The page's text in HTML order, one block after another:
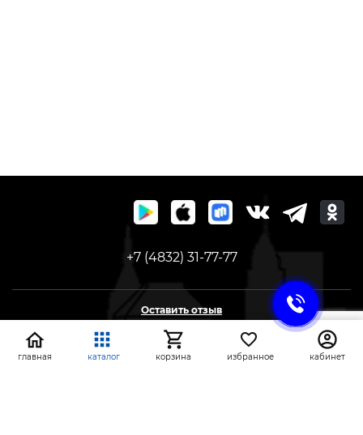
+7 (4832) 31-77-77
Оставить отзыв
Предложение
главная каталог корзина избранное кабинет